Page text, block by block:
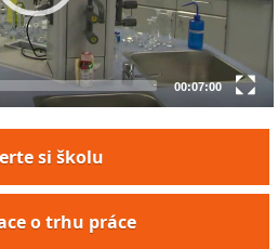
00:07:00
si školu
o trhu práce